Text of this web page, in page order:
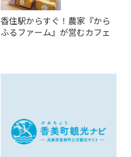
香住駅からすぐ！農家『から
ふるファーム』が営むカフェ